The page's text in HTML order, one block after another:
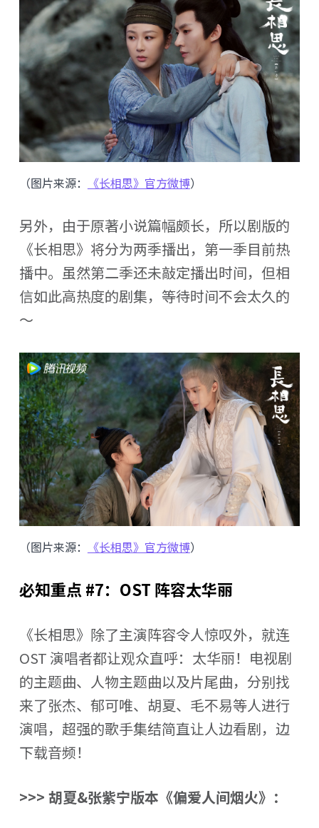
（图片来源： 《长相思》官方微博）
另外，由于原著小说篇幅颇长，所以剧版的
《长相思》将分为两季播出，第一季目前热
播中。虽然第二季还未敲定播出时间，但相
信如此高热度的剧集，等待时间不会太久的
～
（图片来源： 《长相思》官方微博）
必知重点 #7：OST 阵容太华丽
《长相思》除了主演阵容令人惊叹外，就连
OST 演唱者都让观众直呼：太华丽！电视剧
的主题曲、人物主题曲以及片尾曲，分别找
来了张杰、郁可唯、胡夏、毛不易等人进行
演唱，超强的歌手集结简直让人边看剧，边
下载音频！
>>> 胡夏&张紫宁版本《偏爱人间烟火》：